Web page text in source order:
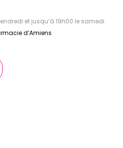
et jusqu’à 19h00 le samedi
d’Amiens